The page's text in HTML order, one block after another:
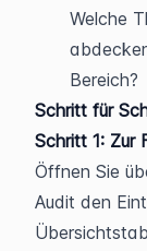
Welche
Bereich?
Schritt für
Schritt 1: Zur
Öffnen Sie
Audit den